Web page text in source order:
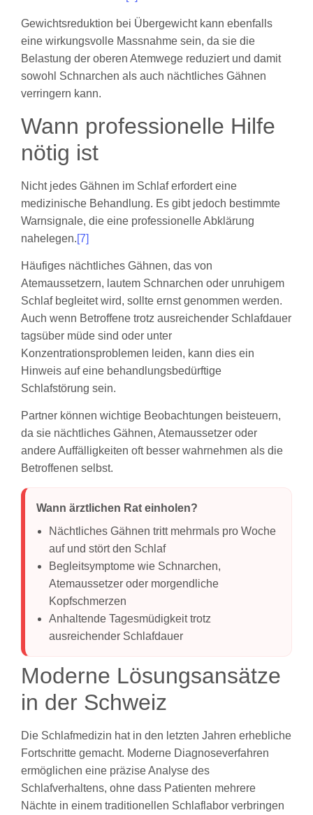
Gewichtsreduktion bei Übergewicht kann ebenfalls
eine wirkungsvolle Massnahme sein, da sie die
Belastung der oberen Atemwege reduziert und damit
sowohl Schnarchen als auch nächtliches Gähnen
verringern kann.
Wann professionelle Hilfe
nötig ist
Nicht jedes Gähnen im Schlaf erfordert eine
medizinische Behandlung. Es gibt jedoch bestimmte
Warnsignale, die eine professionelle Abklärung
nahelegen.[7]
Häufiges nächtliches Gähnen, das von
Atemaussetzern, lautem Schnarchen oder unruhigem
Schlaf begleitet wird, sollte ernst genommen werden.
Auch wenn Betroffene trotz ausreichender Schlafdauer
tagsüber müde sind oder unter
Konzentrationsproblemen leiden, kann dies ein
Hinweis auf eine behandlungsbedürftige
Schlafstörung sein.
Partner können wichtige Beobachtungen beisteuern,
da sie nächtliches Gähnen, Atemaussetzer oder
andere Auffälligkeiten oft besser wahrnehmen als die
Betroffenen selbst.
Wann ärztlichen Rat einholen?
Nächtliches Gähnen tritt mehrmals pro Woche
auf und stört den Schlaf
Begleitsymptome wie Schnarchen,
Atemaussetzer oder morgendliche
Kopfschmerzen
Anhaltende Tagesmüdigkeit trotz
ausreichender Schlafdauer
Moderne Lösungsansätze
in der Schweiz
Die Schlafmedizin hat in den letzten Jahren erhebliche
Fortschritte gemacht. Moderne Diagnoseverfahren
ermöglichen eine präzise Analyse des
Schlafverhaltens, ohne dass Patienten mehrere
Nächte in einem traditionellen Schlaflabor verbringen